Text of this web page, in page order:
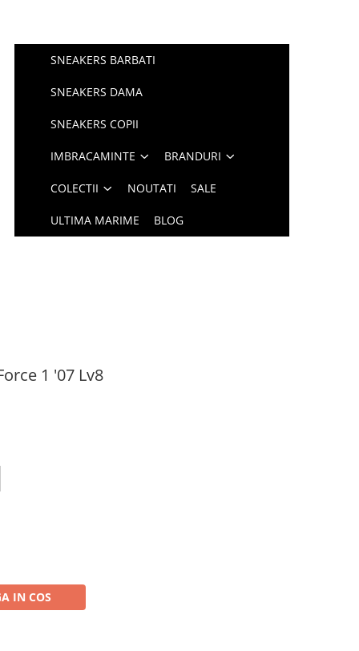
SNEAKERS BARBATI
SNEAKERS DAMA
SNEAKERS COPII
IMBRACAMINTE BRANDURI
COLECTII NOUTATI SALE
ULTIMA MARIME BLOG
1 '07 Lv8
IN COS